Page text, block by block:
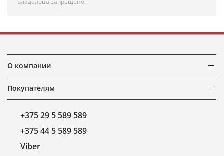
владельца запрещено.
О компании
Покупателям
+375 29 5 589 589
+375 44 5 589 589
Viber